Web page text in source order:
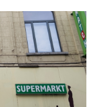
op professionele